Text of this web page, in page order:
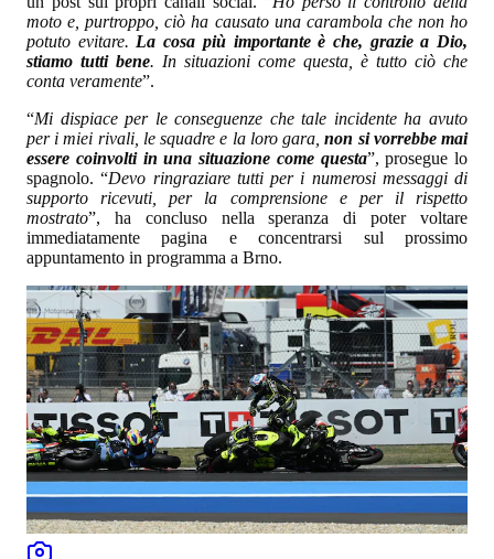
moto e, purtroppo, ciò ha causato una carambola che non ho
potuto evitare. La cosa più importante è che, grazie a Dio,
stiamo tutti bene. In situazioni come questa, è tutto ciò che
conta veramente”.
“Mi dispiace per le conseguenze che tale incidente ha avuto
per i miei rivali, le squadre e la loro gara,non si vorrebbe mai
essere coinvolti in una situazione come questa”, prosegue lo
spagnolo. “Devo ringraziare tutti per i numerosi messaggi di
supporto ricevuti, per la comprensione e per il rispetto
mostrato”, ha concluso nella speranza di poter voltare
immediatamente pagina e concentrarsi sul prossimo
appuntamento in programma a Brno.